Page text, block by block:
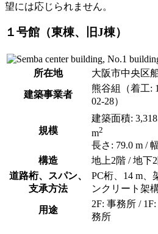
望には応じられません。
１号館（東棟、旧J棟）
所在地 大阪市中央区
建築事業者
熊谷組（着工:
02-28）
規模
建築面積:
m2
長さ: 79.0 m /
構造
地上2階 / 地下
道路桁、スパン、
支承方法
PC桁、14 m、
ンクリート架構
用途
2F: 事務所 /
務所